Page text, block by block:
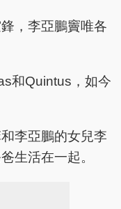
，李亞鵬竇唯各
和Quintus，如今
李亞鵬的女兒李
生活在一起。